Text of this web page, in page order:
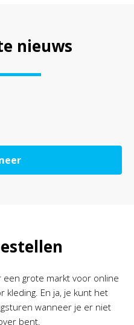
nieuws
grote markt voor online
kleding. En ja, je kunt het
wanneer je er niet
bent.